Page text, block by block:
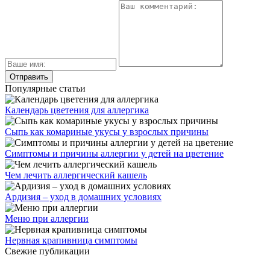
Популярные статьи
Календарь цветения для аллергика
Сыпь как комариные укусы у взрослых причины
Симптомы и причины аллергии у детей на цветение
Чем лечить аллергический кашель
Ардизия – уход в домашних условиях
Меню при аллергии
Нервная крапивница симптомы
Свежие публикации